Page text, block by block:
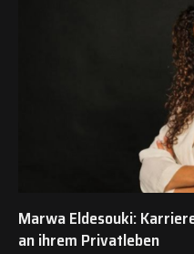
Marwa Eldesouki:
an ihrem Privatleben